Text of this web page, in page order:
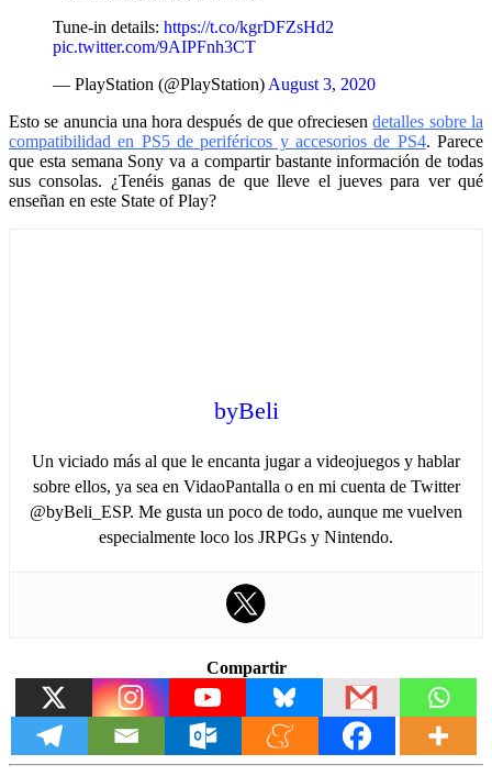
Tune-in details: https://t.co/kgrDFZsHd2
pic.twitter.com/9AIPFnh3CT
— PlayStation (@PlayStation) August 3, 2020
Esto se anuncia una hora después de que ofreciesendetalles sobre la
compatibilidad en PS5 de periféricos y accesorios de PS4. Parece
que esta semana Sony va a compartir bastante información de todas
sus consolas. ¿Tenéis ganas de que lleve el jueves para ver qué
enseñan en este State of Play?
byBeli
Un viciado más al que le encanta jugar a videojuegos y hablar
sobre ellos, ya sea en VidaoPantalla o en mi cuenta de Twitter
@byBeli_ESP. Me gusta un poco de todo, aunque me vuelven
especialmente loco los JRPGs y Nintendo.
Compartir